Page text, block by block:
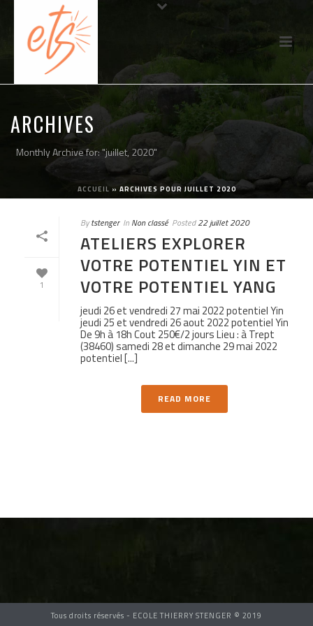
ARCHIVES
Monthly Archive for: "juillet, 2020"
ACCUEIL » ARCHIVES POUR JUILLET 2020
1
By tstenger In Non classé Posted 22 juillet 2020
ATELIERS EXPLORER
VOTRE POTENTIEL YIN ET
VOTRE POTENTIEL YANG
­jeudi 26 et vendredi 27 mai 2022 potentiel Yin
jeudi 25 et vendredi 26 aout 2022 potentiel Yin
De 9h à 18h Cout 250€/2 jours Lieu : à Trept
(38460) samedi 28 et dimanche 29 mai 2022
potentiel [...]
READ MORE
Tous droits réservés - ECOLE THIERRY STENGER © 2019